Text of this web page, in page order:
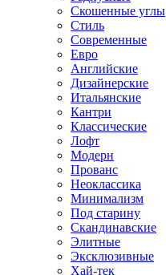
Скошенные углы
Стиль
Современные
Евро
Английские
Дизайнерские
Итальянские
Кантри
Классические
Лофт
Модерн
Прованс
Неоклассика
Минимализм
Под старину
Скандинавские
Элитные
Эксклюзивные
Хай-тек